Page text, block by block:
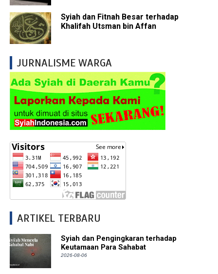
Syiah dan Fitnah Besar terhadap
Khalifah Utsman bin Affan
JURNALISME WARGA
ARTIKEL TERBARU
Syiah dan Pengingkaran terhadap
Keutamaan Para Sahabat
2026-08-06